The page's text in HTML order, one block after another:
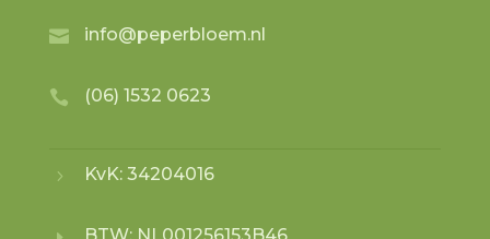
 info@peperbloem.nl
 (06) 1532 0623
5 KvK: 34204016